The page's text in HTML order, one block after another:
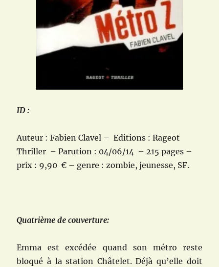
ID :
Auteur : Fabien Clavel – Editions :Rageot
Thriller – Parution : 04/06/14 – 215 pages –
prix : 9,90 € – genre : zombie, jeunesse, SF.
Quatrième de couverture:
Emma est excédée quand son métro reste
bloqué à la station Châtelet. Déjà qu’elle doit